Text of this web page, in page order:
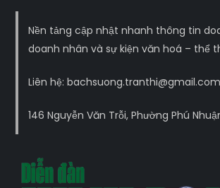
Nền tảng cập nhật nhanh thông tin
doanh nhân và sự kiện văn hoá – thể
Liên hệ: bachsuong.tranthi@gmail.com
146 Nguyễn Văn Trỗi, Phường Phú